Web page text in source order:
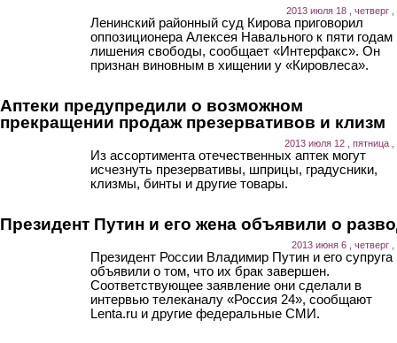
2013 июля 18 , четверг ,
Ленинский районный суд Кирова приговорил
оппозиционера Алексея Навального к пяти годам
лишения свободы, сообщает «Интерфакс». Он
признан виновным в хищении у «Кировлеса».
Аптеки предупредили о возможном
прекращении продаж презервативов и клизм
2013 июля 12 , пятница ,
Из ассортимента отечественных аптек могут
исчезнуть презервативы, шприцы, градусники,
клизмы, бинты и другие товары.
Президент Путин и его жена объявили о
2013 июня 6 , четверг ,
Президент России Владимир Путин и его супруга
объявили о том, что их брак завершен.
Соответствующее заявление они сделали в
интервью телеканалу «Россия 24», сообщают
Lenta.ru и другие федеральные СМИ.